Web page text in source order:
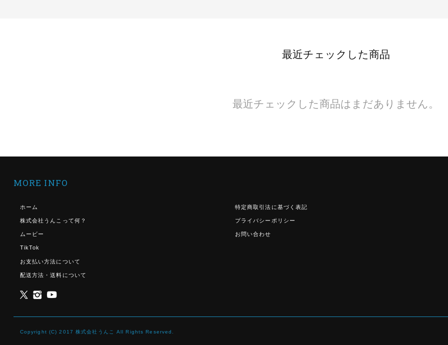
最近チェックした商品
最近チェックした商品はまだありません。
MORE INFO
ホーム
株式会社うんこって何？
ムービー
TikTok
お支払い方法について
配送方法・送料について
特定商取引法に基づく表記
プライバシーポリシー
お問い合わせ
Copyright (C) 2017 株式会社うんこ All Rights Reserved.